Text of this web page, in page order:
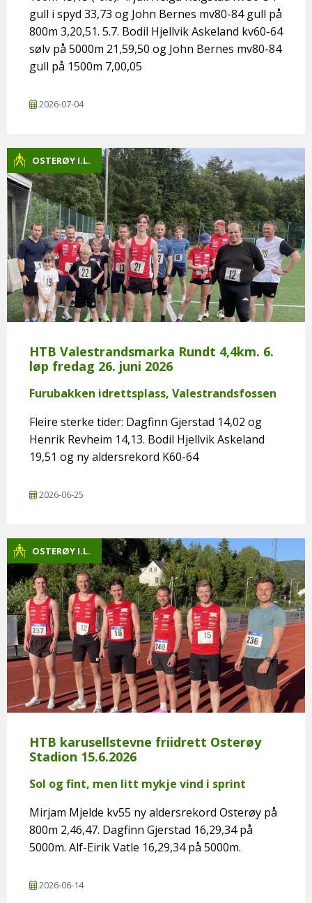
gull i spyd 33,73 og John Bernes mv80-84 gull på
800m 3,20,51. 5.7. Bodil Hjellvik Askeland kv60-64
sølv på 5000m 21,59,50 og John Bernes mv80-84
gull på 1500m 7,00,05
2026-07-04
OSTERØY I.L.
HTB Valestrandsmarka Rundt 4,4km. 6.
løp fredag 26. juni 2026
Furubakken idrettsplass, Valestrandsfossen
Fleire sterke tider: Dagfinn Gjerstad 14,02 og
Henrik Revheim 14,13. Bodil Hjellvik Askeland
19,51 og ny aldersrekord K60-64
2026-06-25
OSTERØY I.L.
HTB karusellstevne friidrett Osterøy
Stadion 15.6.2026
Sol og fint, men litt mykje vind i sprint
Mirjam Mjelde kv55 ny aldersrekord Osterøy på
800m 2,46,47. Dagfinn Gjerstad 16,29,34 på
5000m. Alf-Eirik Vatle 16,29,34 på 5000m.
2026-06-14